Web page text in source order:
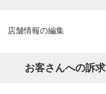
店舗情報の編集
お客さんへの訴求